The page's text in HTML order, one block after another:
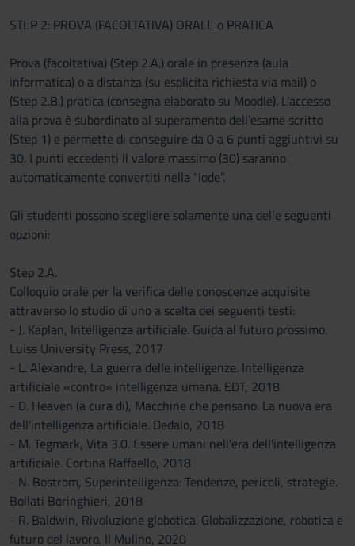
STEP 2: PROVA (FACOLTATIVA) ORALE o PRATICA
Prova (facoltativa) (Step 2.A.) orale in presenza (aula
informatica) o a distanza (su esplicita richiesta via mail) o
(Step 2.B.) pratica (consegna elaborato su Moodle). L’accesso
alla prova è subordinato al superamento dell’esame scritto
(Step 1) e permette di conseguire da 0 a 6 punti aggiuntivi su
30. I punti eccedenti il valore massimo (30) saranno
automaticamente convertiti nella “lode”.
Gli studenti possono scegliere solamente una delle seguenti
opzioni:
Step 2.A.
Colloquio orale per la verifica delle conoscenze acquisite
attraverso lo studio di uno a scelta dei seguenti testi:
- J. Kaplan, Intelligenza artificiale. Guida al futuro prossimo.
Luiss University Press, 2017
- L. Alexandre, La guerra delle intelligenze. Intelligenza
artificiale «contro» intelligenza umana. EDT, 2018
- D. Heaven (a cura di), Macchine che pensano. La nuova era
dell'intelligenza artificiale. Dedalo, 2018
- M. Tegmark, Vita 3.0. Essere umani nell'era dell'intelligenza
artificiale. Cortina Raffaello, 2018
- N. Bostrom, Superintelligenza: Tendenze, pericoli, strategie.
Bollati Boringhieri, 2018
- R. Baldwin, Rivoluzione globotica. Globalizzazione, robotica e
futuro del lavoro. Il Mulino, 2020